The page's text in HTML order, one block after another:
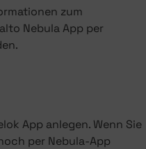
zum
Nebula App per
App anlegen. Wenn Sie
per Nebula-App